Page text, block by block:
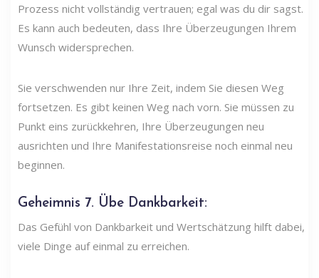
Prozess nicht vollständig vertrauen; egal was du dir sagst.
Es kann auch bedeuten, dass Ihre Überzeugungen Ihrem
Wunsch widersprechen.
Sie verschwenden nur Ihre Zeit, indem Sie diesen Weg
fortsetzen. Es gibt keinen Weg nach vorn. Sie müssen zu
Punkt eins zurückkehren, Ihre Überzeugungen neu
ausrichten und Ihre Manifestationsreise noch einmal neu
beginnen.
Geheimnis 7. Übe Dankbarkeit:
Das Gefühl von Dankbarkeit und Wertschätzung hilft dabei,
viele Dinge auf einmal zu erreichen.